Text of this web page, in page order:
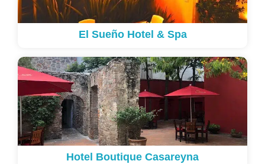
El Sueño Hotel & Spa
Hotel Boutique Casareyna